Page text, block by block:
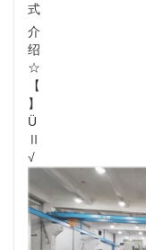
式
介
绍
☆
【
】
Ü
Ⅱ
√